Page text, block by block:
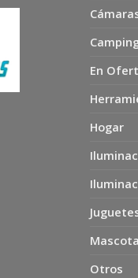
En
Hogar
Otros